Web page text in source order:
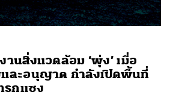
นสิ่งแวดล้อม ‘พุ่ง’ เมื่อ
ละอนุญาต กำลังเปิดพื้นที่
รกแซง